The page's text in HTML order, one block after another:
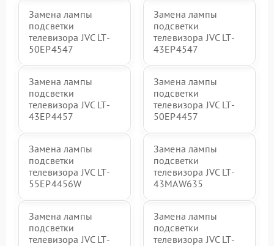
Замена лампы
подсветки
телевизора JVC LT-
50EP4547
Замена лампы
подсветки
телевизора JVC LT-
43EP4547
Замена лампы
подсветки
телевизора JVC LT-
43EP4457
Замена лампы
подсветки
телевизора JVC LT-
50EP4457
Замена лампы
подсветки
телевизора JVC LT-
55EP4456W
Замена лампы
подсветки
телевизора JVC LT-
43MAW635
Замена лампы
подсветки
телевизора JVC LT-
Замена лампы
подсветки
телевизора JVC LT-